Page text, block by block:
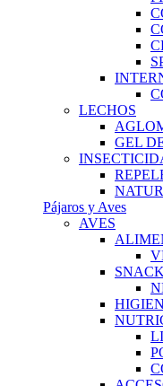
LECHOS
GEL
Pájaros y Aves
AVES